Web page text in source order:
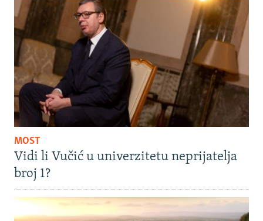
MOST
Vidi li Vučić u univerzitetu neprijatelja
broj 1?